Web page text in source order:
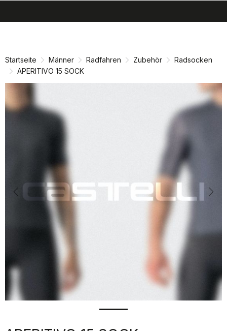
Startseite Männer Radfahren Zubehör
Radsocken
APERITIVO 15 SOCK
Previous